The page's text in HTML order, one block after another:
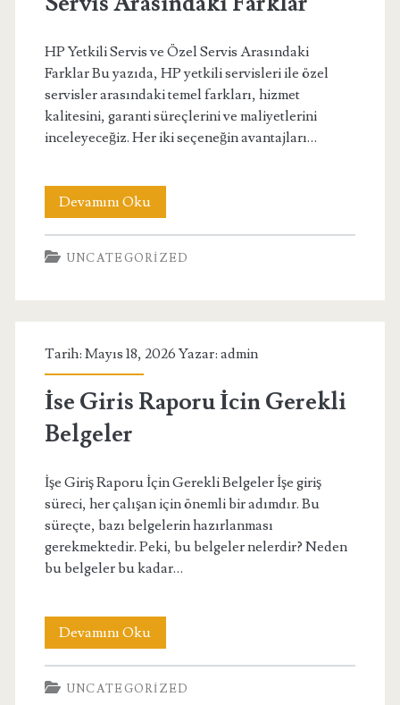
HP Yetkili Servis ve Özel Servis Arasındaki
Farklar Bu yazıda, HP yetkili servisleri ile özel
servisler arasındaki temel farkları, hizmet
kalitesini, garanti süreçlerini ve maliyetlerini
inceleyeceğiz. Her iki seçeneğin avantajları…
Devamını OkuHp
Yetkili
Servis
Servis
Arasindaki
UNCATEGORIZED
Tarih: Mayıs 18, 2026 Yazar: admin
İse Giris Raporu İcin Gerekli
Belgeler
İşe Giriş Raporu İçin Gerekli Belgeler İşe giriş
süreci, her çalışan için önemli bir adımdır. Bu
süreçte, bazı belgelerin hazırlanması
gerekmektedir. Peki, bu belgeler nelerdir? Neden
bu belgeler bu kadar…
Devamını Okuİse
Giris
Raporu
UNCATEGORIZED